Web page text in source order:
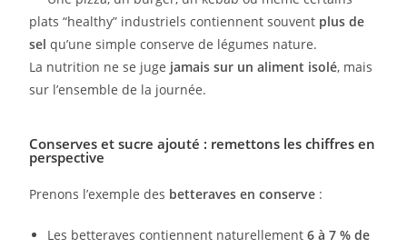
plats “healthy” industriels contiennent souvent plus de
sel qu’une simple conserve de légumes nature.
La nutrition ne se juge jamais sur un aliment isolé, mais
sur l’ensemble de la journée.
Conserves et sucre ajouté : remettons les chiffres en
perspective
Prenons l’exemple des betteraves en conserve :
Les betteraves contiennent naturellement6 à 7 % de